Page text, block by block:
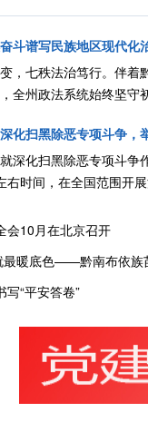
斗谱写民族地区现代化
，七秩法治笃行。伴着
全州政法系统始终坚守
化扫黑除恶专项斗争，
深化扫黑除恶专项斗争
右时间，在全国范围开
会10月在北京召开
最暖底色——黔南布依族
写“平安答卷”